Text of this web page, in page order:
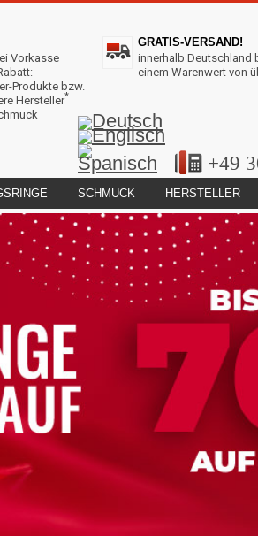
Vorkasse
Produkte bzw.
Hersteller*
GRATIS-VERSAND!
innerhalb Deutschland
einem Warenwert von
+49
SCHMUCK HERSTELLER